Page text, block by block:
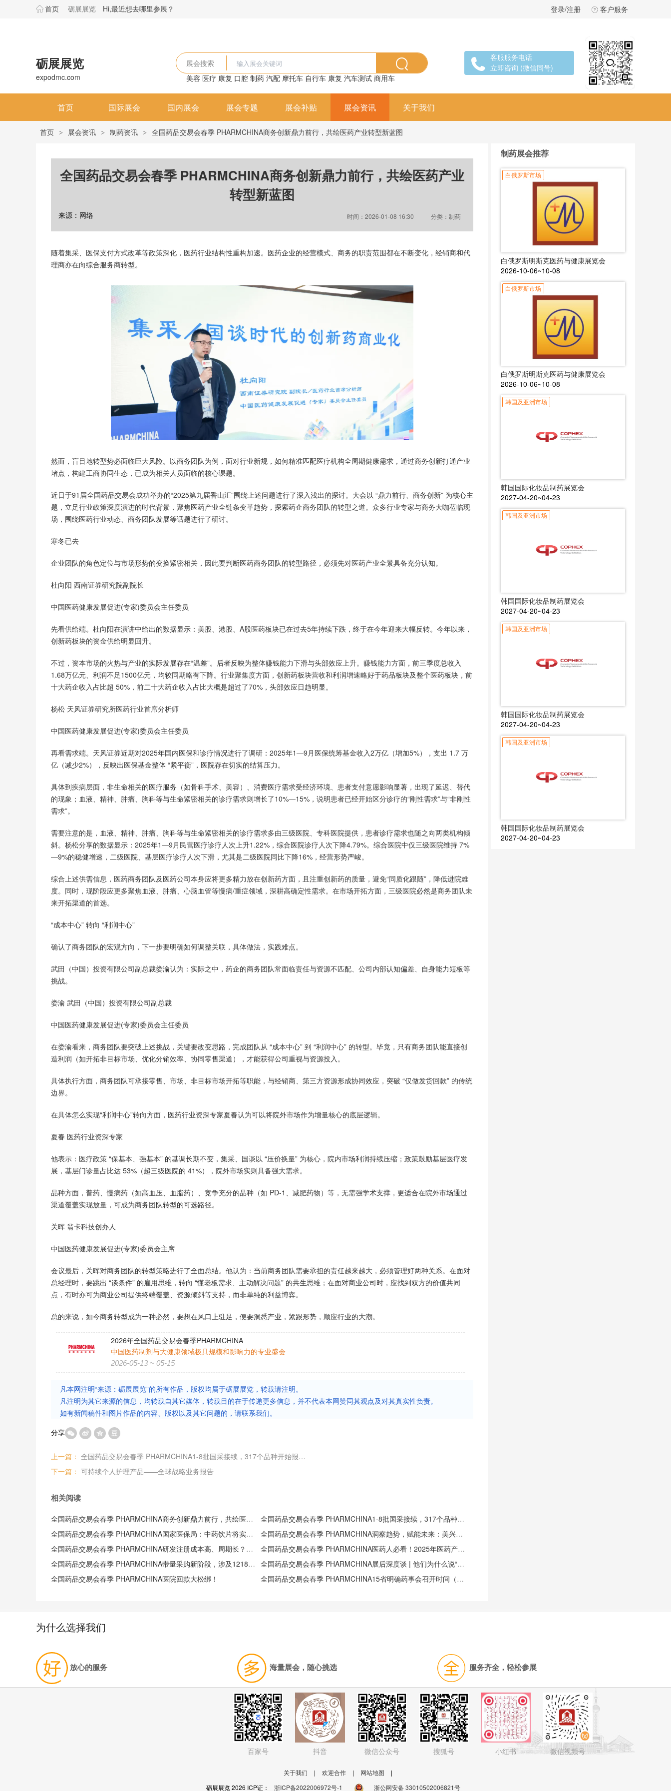
首页 砺展展览 Hi,最近想去哪里参展？ 登录/注册 客户服务
砺展展览
expodmc.com
展会搜索
美容 医疗 康复 口腔 制药 汽配 摩托车 自行车 康复 汽车测试 商用车
客服服务电话
立即咨询 (微信同号)
首页 国际展会 国内展会 展会专题 展会补贴 展会资讯 关于我们
首页 > 展会资讯 > 制药资讯 > 全国药品交易会春季 PHARMCHINA商务创新鼎力前行，共绘医药产业转型新蓝图
全国药品交易会春季 PHARMCHINA商务创新鼎力前行，共绘医药产业
转型新蓝图
来源：网络 时间：2026-01-08 16:30 分类：制药
随着集采、医保支付方式改革等政策深化，医药行业结构性重构加速。医药企业的经营模式、商务的职责范围都在不断变化，经销商和代
理商亦在向综合服务商转型。
然而，盲目地转型势必面临巨大风险。以商务团队为例，面对行业新规，如何精准匹配医疗机构全周期健康需求，通过商务创新打通产业
堵点，构建工商协同生态，已成为相关人员面临的核心课题。
近日于91届全国药品交易会成功举办的“2025第九届香山汇”围绕上述问题进行了深入浅出的探讨。大会以 “鼎力前行、商务创新” 为核心主
题，立足行业政策深度演进的时代背景，聚焦医药产业全链条变革趋势，探索药企商务团队的转型之道。众多行业专家与商务大咖莅临现
场，围绕医药行业动态、商务团队发展等话题进行了研讨。
寒冬已去
企业团队的角色定位与市场形势的变换紧密相关，因此要判断医药商务团队的转型路径，必须先对医药产业全景具备充分认知。
杜向阳 西南证券研究院副院长
中国医药健康发展促进(专家)委员会主任委员
先看供给端。杜向阳在演讲中给出的数据显示：美股、港股、A股医药板块已在过去5年持续下跌，终于在今年迎来大幅反转。今年以来，
创新药板块的资金供给明显回升。
不过，资本市场的火热与产业的实际发展存在“温差”。后者反映为整体赚钱能力下滑与头部效应上升。赚钱能力方面，前三季度总收入
1.68万亿元、利润不足1500亿元，均较同期略有下降。行业聚集度方面，创新药板块营收和利润增速略好于药品板块及整个医药板块，前
十大药企收入占比超 50%，前二十大药企收入占比大概是超过了70%，头部效应日趋明显。
杨松 天风证券研究所医药行业首席分析师
中国医药健康发展促进(专家)委员会主任委员
再看需求端。天风证券近期对2025年国内医保和诊疗情况进行了调研：2025年1—9月医保统筹基金收入2万亿（增加5%），支出 1.7 万
亿（减少2%），反映出医保基金整体 “紧平衡”，医院存在切实的结算压力。
具体到疾病层面，非生命相关的医疗服务（如骨科手术、美容）、消费医疗需求受经济环境、患者支付意愿影响显著，出现了延迟、替代
的现象；血液、精神、肿瘤、胸科等与生命紧密相关的诊疗需求则增长了10%—15%，说明患者已经开始区分诊疗的“刚性需求”与“非刚性
需求”。
需要注意的是，血液、精神、肿瘤、胸科等与生命紧密相关的诊疗需求多由三级医院、专科医院提供，患者诊疗需求也随之向两类机构倾
斜。杨松分享的数据显示：2025年1—9月民营医疗诊疗人次上升1.22%，综合医院诊疗人次下降4.79%。综合医院中仅三级医院维持 7%
—9%的稳健增速，二级医院、基层医疗诊疗人次下滑，尤其是二级医院同比下降16%，经营形势严峻。
综合上述供需信息，医药商务团队及医药公司本身应将更多精力放在创新药方面，且注重创新药的质量，避免“同质化跟随”，降低进院难
度。同时，现阶段应更多聚焦血液、肿瘤、心脑血管等慢病/重症领域，深耕高确定性需求。在市场开拓方面，三级医院必然是商务团队未
来开拓渠道的首选。
“成本中心” 转向 “利润中心”
确认了商务团队的宏观方向，下一步要明确如何调整关联，具体做法，实践难点。
武田（中国）投资有限公司副总裁娄渝认为：实际之中，药企的商务团队常面临责任与资源不匹配、公司内部认知偏差、自身能力短板等
挑战。
娄渝 武田（中国）投资有限公司副总裁
中国医药健康发展促进(专家)委员会主任委员
在娄渝看来，商务团队要突破上述挑战，关键要改变思路，完成团队从 “成本中心” 到 “利润中心” 的转型。毕竟，只有商务团队能直接创
造利润（如开拓非目标市场、优化分销效率、协同零售渠道），才能获得公司重视与资源投入。
具体执行方面，商务团队可承接零售、市场、非目标市场开拓等职能，与经销商、第三方资源形成协同效应，突破 “仅做发货回款” 的传统
边界。
在具体怎么实现“利润中心”转向方面，医药行业资深专家夏春认为可以将院外市场作为增量核心的底层逻辑。
夏春 医药行业资深专家
他表示：医疗政策 “保基本、强基本” 的基调长期不变，集采、国谈以 “压价换量” 为核心，院内市场利润持续压缩；政策鼓励基层医疗发
展，基层门诊量占比达 53%（超三级医院的 41%），院外市场实则具备强大需求。
品种方面，普药、慢病药（如高血压、血脂药）、竞争充分的品种（如 PD-1、减肥药物）等，无需强学术支撑，更适合在院外市场通过
渠道覆盖实现放量，可成为商务团队转型的可选路径。
关晖 翁卡科技创办人
中国医药健康发展促进(专家)委员会主席
会议最后，关晖对商务团队的转型策略进行了全面总结。他认为：当前商务团队需要承担的责任越来越大，必须管理好两种关系。在面对
总经理时，要跳出 “谈条件” 的雇用思维，转向 “懂老板需求、主动解决问题” 的共生思维；在面对商业公司时，应找到双方的价值共同
点，有时亦可为商业公司提供终端覆盖、资源倾斜等支持，而非单纯的利益博弈。
总的来说，如今商务转型成为一种必然，要想在风口上驻足，便要洞悉产业，紧跟形势，顺应行业的大潮。
2026年全国药品交易会春季PHARMCHINA
中国医药制剂与大健康领域极具规模和影响力的专业盛会
2026-05-13 ~ 05-15
凡本网注明“来源：砺展展览”的所有作品，版权均属于砺展展览，转载请注明。
凡注明为其它来源的信息，均转载自其它媒体，转载目的在于传递更多信息，并不代表本网赞同其观点及对其真实性负责。
如有新闻稿件和图片作品的内容、版权以及其它问题的，请联系我们。
分享
上一篇：
全国药品交易会春季 PHARMCHINA1-8批国采接续，317个品种开始报量（附产品清单）
下一篇： 可持续个人护理产品——全球战略业务报告
相关阅读
全国药品交易会春季 PHARMCHINA商务创新鼎力前行，共绘医药产业转型新蓝图
全国药品交易会春季 PHARMCHINA1-8批国采接续，317个品种开始报量（附产品清单）
全国药品交易会春季 PHARMCHINA国家医保局：中药饮片将实现“一物一码”，全程追溯
全国药品交易会春季 PHARMCHINA洞察趋势，赋能未来：美兴科技精彩亮相第91届全国药交会，共绘医药即时零售新蓝图
全国药品交易会春季 PHARMCHINA研发注册成本高、周期长？推动创新成果转化与产业链资源精准匹配，来这里找答案！
全国药品交易会春季 PHARMCHINA医药人必看！2025年医药产业回顾
全国药品交易会春季 PHARMCHINA带量采购新阶段，涉及1218个药
全国药品交易会春季 PHARMCHINA展后深度谈 | 他们为什么说“明年还要来”药交会高增长渠道新零售专区？
全国药品交易会春季 PHARMCHINA医院回款大松绑！
全国药品交易会春季 PHARMCHINA15省明确药事会召开时间（附名单）
制药展会推荐
白俄罗斯市场
白俄罗斯明斯克医药与健康展览会
2026-10-06~10-08
白俄罗斯市场
白俄罗斯明斯克医药与健康展览会
2026-10-06~10-08
韩国及亚洲市场
韩国国际化妆品制药展览会
2027-04-20~04-23
韩国及亚洲市场
韩国国际化妆品制药展览会
2027-04-20~04-23
韩国及亚洲市场
韩国国际化妆品制药展览会
2027-04-20~04-23
韩国及亚洲市场
韩国国际化妆品制药展览会
2027-04-20~04-23
为什么选择我们
放心的服务 海量展会，随心挑选 服务齐全，轻松参展
百家号 抖音 微信公众号 搜狐号 小红书 微信视频号
关于我们 | 欢迎合作 | 网站地图
|
砺展展览 2026 ICP证：
浙ICP备2022006972号-1 浙公网安备 33010502006821号